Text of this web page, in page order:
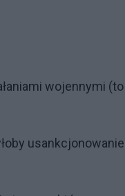
wojennymi (to